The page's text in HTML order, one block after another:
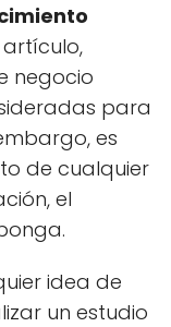
artículo,
negocio
para
es
de cualquier
el
idea de
un estudio